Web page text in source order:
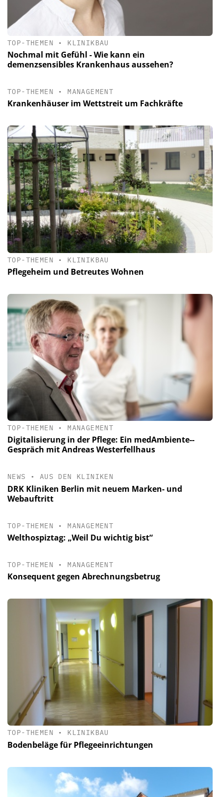
TOP-THEMEN • KLINIKBAU
Nochmal mit Gefühl - Wie kann ein
demenzsensibles Krankenhaus aussehen?
TOP-THEMEN • MANAGEMENT
Krankenhäuser im Wettstreit um Fachkräfte
TOP-THEMEN • KLINIKBAU
Pflegeheim und Betreutes Wohnen
TOP-THEMEN • MANAGEMENT
Digitalisierung in der Pflege: Ein medAmbiente-­
Gespräch mit Andreas Westerfellhaus
NEWS • AUS DEN KLINIKEN
DRK Kliniken Berlin mit neuem Marken- und
Webauftritt
TOP-THEMEN • MANAGEMENT
Welthospiztag: „Weil Du wichtig bist“
TOP-THEMEN • MANAGEMENT
Konsequent gegen Abrechnungsbetrug
TOP-THEMEN • KLINIKBAU
Bodenbeläge für Pflegeeinrichtungen